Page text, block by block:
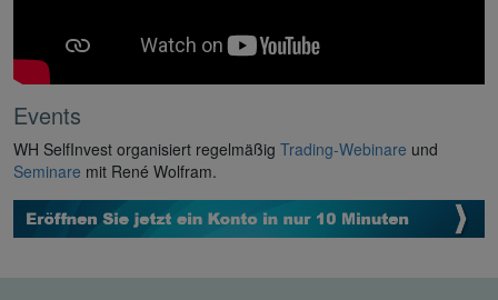
Events
WH SelfInvest organisiert regelmäßig Trading-Webinare und
Seminare mit René Wolfram.